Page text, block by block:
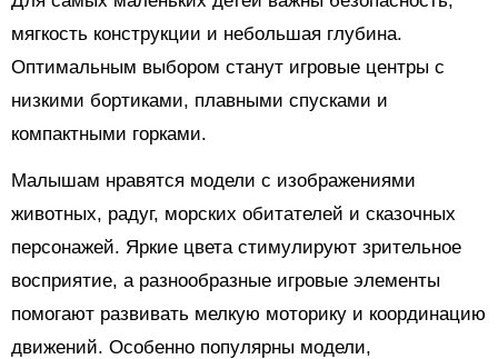
мягкость конструкции и небольшая глубина.
Оптимальным выбором станут игровые центры с
низкими бортиками, плавными спусками и
компактными горками.
Малышам нравятся модели с изображениями
животных, радуг, морских обитателей и сказочных
персонажей. Яркие цвета стимулируют зрительное
восприятие, а разнообразные игровые элементы
помогают развивать мелкую моторику и координацию
движений. Особенно популярны модели,